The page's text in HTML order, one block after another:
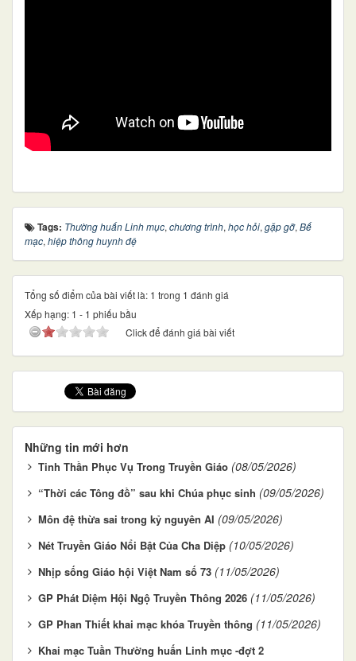
Tags: Thường huấn Linh mục, chương trình, học hỏi, gặp gỡ, Bế
mạc, hiệp thông huynh đệ
Tổng số điểm của bài viết là: 1 trong 1 đánh giá
Xếp hạng: 1 - 1 phiếu bầu
Click để đánh giá bài viết
Những tin mới hơn
Tinh Thần Phục Vụ Trong Truyền Giáo (08/05/2026)
“Thời các Tông đồ” sau khi Chúa phục sinh (09/05/2026)
Môn đệ thừa sai trong kỷ nguyên AI (09/05/2026)
Nét Truyền Giáo Nổi Bật Của Cha Diệp (10/05/2026)
Nhịp sống Giáo hội Việt Nam số 73 (11/05/2026)
GP Phát Diệm Hội Ngộ Truyền Thông 2026 (11/05/2026)
GP Phan Thiết khai mạc khóa Truyền thông (11/05/2026)
Khai mạc Tuần Thường huấn Linh mục -đợt 2